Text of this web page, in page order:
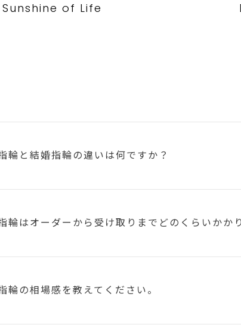
Sunshine of Life
輪と結婚指輪の違いは何ですか？
輪はオーダーから受け取りまで どのくらいかか
輪の相場感を教えてください。